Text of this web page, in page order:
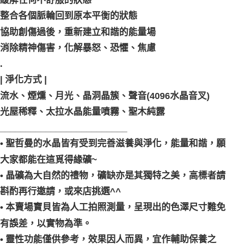
整合各個脈輪回到原本平衡的狀態
協助創傷過後，重新建立和諧的能量場
消除精神傷害，化解暴怒、恐懼、焦慮
. ⠀
| 淨化方式 |
流水、煙燻、月光、晶洞晶簇、聲音(4096水晶音叉)
光屋稀釋、太拉水晶能量噴霧、聖木純露
• 聖哲曼的水晶皆有受到完善滋養與淨化，能量和諧，願
大家都能在這覓得緣礦~
• 晶礦為大自然的禮物，礦缺亦是其獨特之美，高標者請
斟酌再行邀請，或來店挑選^^
• 本賣場寶貝皆為人工拍照測量，呈現出的色澤尺寸難免
有誤差，以實物為準。
• 靈性功能僅供參考，效果因人而異，宜作輔助保養之